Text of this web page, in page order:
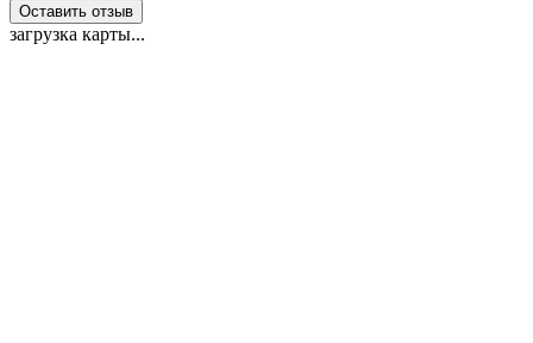
Оставить отзыв
загрузка карты...